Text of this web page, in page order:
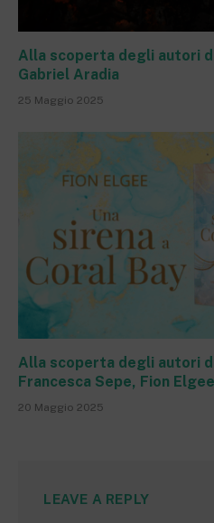
Alla scoperta degli autori
Gabriel Aradia
25 Maggio 2025
Alla scoperta degli autori
Francesca Sepe, Fion Elgee
20 Maggio 2025
LEAVE A REPLY